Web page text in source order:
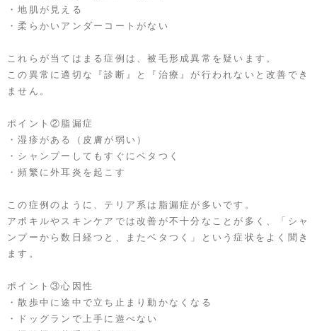
・地肌が見える
・柔らかいアンダーコートがない
これらが当てはまる症例は、被毛形成異常を疑います。
この異常に適切な『診断』と『治療』が行われないと改善でき
ません。
ポイント②脂漏症
・湿疹がある（皮膚が弱い）
・シャンプーしてもすぐにベタつく
・頻繁に外耳炎を起こす
この症例のように、テリア系は脂漏症が多いです。
アポキルやスキンケアでは改善が不十分なことが多く、「シャ
ンプーから数日経つと、またベタつく」という症状をよく聞き
ます。
ポイント③心因性
・散歩中に途中で立ち止まり動かなくなる
・ドッグランで上手に遊べない